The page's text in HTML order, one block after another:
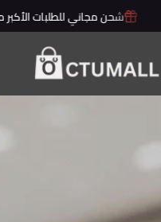
شحن مجاني للطلبات الأكبر من 2000ج